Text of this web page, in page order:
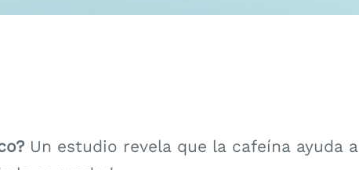
Un estudio revela que la cafeína ayuda a